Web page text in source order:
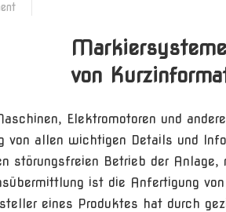
von
Elektromotoren und
von allen wichtigen Details und
störungsfreien Betrieb der
ist die Anfertigung
eines Produktes hat durch